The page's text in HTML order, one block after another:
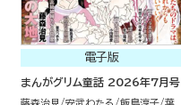
電子版
まんがグリム童話 2026年7月号
藤森治見 安武わたる 飯島淳子 葉